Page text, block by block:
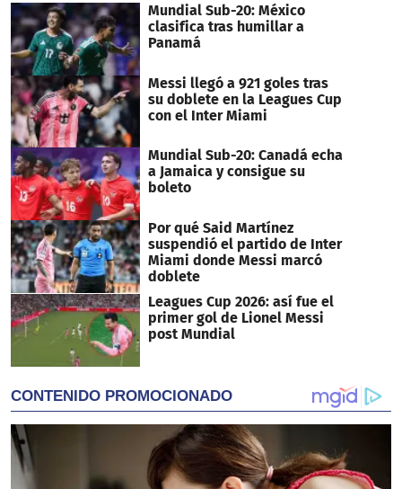
Mundial Sub-20: México
clasifica tras humillar a
Panamá
Messi llegó a 921 goles tras
su doblete en la Leagues Cup
con el Inter Miami
Mundial Sub-20: Canadá echa
a Jamaica y consigue su
boleto
Por qué Said Martínez
suspendió el partido de Inter
Miami donde Messi marcó
doblete
Leagues Cup 2026: así fue el
primer gol de Lionel Messi
post Mundial